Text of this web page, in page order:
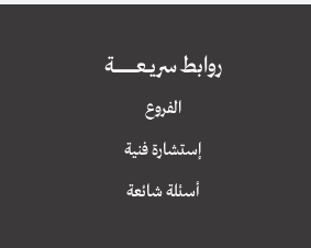
روابط سريــــعــــــــــــــــــــة
الفروع
إستشارة فنية
أسئلة شائعة